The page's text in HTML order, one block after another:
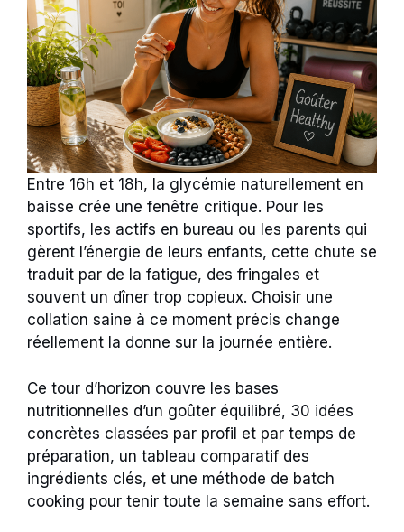
Entre 16h et 18h, la glycémie naturellement en
baisse crée une fenêtre critique. Pour les
sportifs, les actifs en bureau ou les parents qui
gèrent l’énergie de leurs enfants, cette chute se
traduit par de la fatigue, des fringales et
souvent un dîner trop copieux. Choisir une
collation saine à ce moment précis change
réellement la donne sur la journée entière.
Ce tour d’horizon couvre les bases
nutritionnelles d’un goûter équilibré, 30 idées
concrètes classées par profil et par temps de
préparation, un tableau comparatif des
ingrédients clés, et une méthode de batch
cooking pour tenir toute la semaine sans effort.